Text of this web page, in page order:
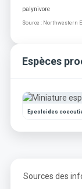
palynivore
Source : Northwestern
Espèces
Epeoloides
Sources des